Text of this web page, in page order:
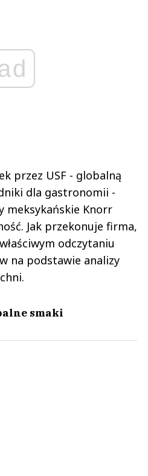
przez USF - globalną
dla gastronomii -
meksykańskie Knorr
Jak przekonuje firma,
odczytaniu
na podstawie analizy
smaki